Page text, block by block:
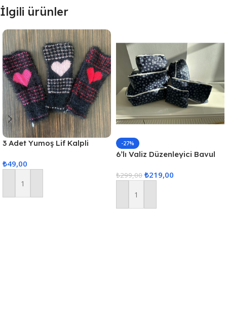
İlgili ürünler
3 Adet Yumoş Lif Kalpli
₺49,00
Sepete Ekle
-27%
6’lı Valiz Düzenleyici Bavul
Hurcu
₺299,00 ₺219,00
Sepete Ekle